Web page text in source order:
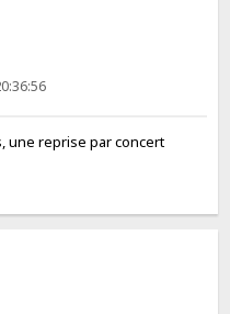
une reprise par concert